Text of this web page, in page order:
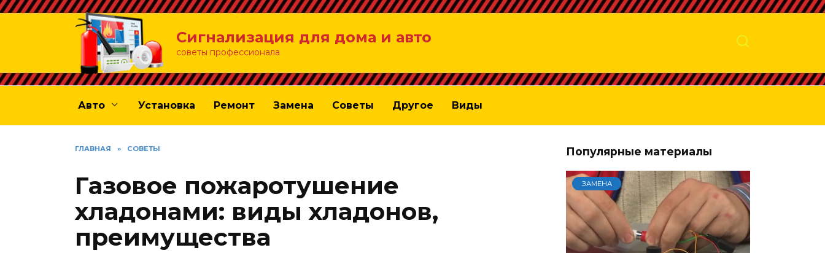
Перейти
Сигнализация для дома и авто
советы профессионала
Авто Установка Ремонт Замена Советы Другое Виды
ГЛАВНАЯ » СОВЕТЫ
Газовое пожаротушение
хладонами: виды хладонов,
преимущества
Популярные материалы
ЗАМЕНА